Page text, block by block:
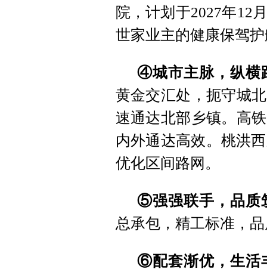
院，计划于2027年12
世家业主的健康保驾
④城市主脉，纵横
黄金交汇处，扼守城
速通达北部乡镇。高
内外通达高效。桃洪
优化区间路网。
⑤强强联手，品质
总承包，精工标准，
⑥配套渐优，生活